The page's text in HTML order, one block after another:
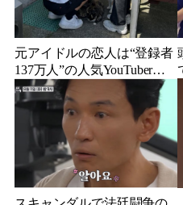
元アイドルの恋人は“登録者
137万人”の人気YouTuberだ
った…同日投稿で明らかに
なった2人の関係